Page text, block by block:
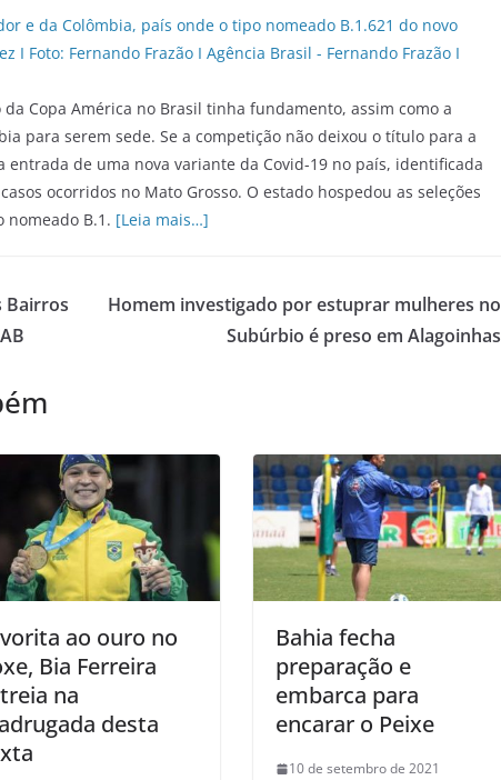
Copa América no Brasil tinha fundamento, assim como a
para serem sede. Se a competição não deixou o título para a
de uma nova variante da Covid-19 no país, identificada
ocorridos no Mato Grosso. O estado hospedou as seleções
nomeado B.1. [Leia mais…]
Bairros
Homem investigado por estuprar mulheres no
Subúrbio é preso em Alagoinhas
ao ouro no
Bia Ferreira
na
desta
Bahia fecha
preparação e
embarca para
encarar o Peixe
10 de setembro de 2021